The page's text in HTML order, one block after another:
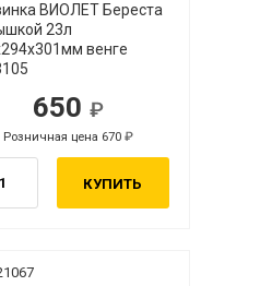
ВИОЛЕТ Береста
23л
венге
650
Розничная цена 670
КУПИТЬ